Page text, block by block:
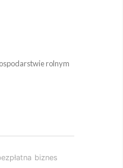
rolnym
biznes